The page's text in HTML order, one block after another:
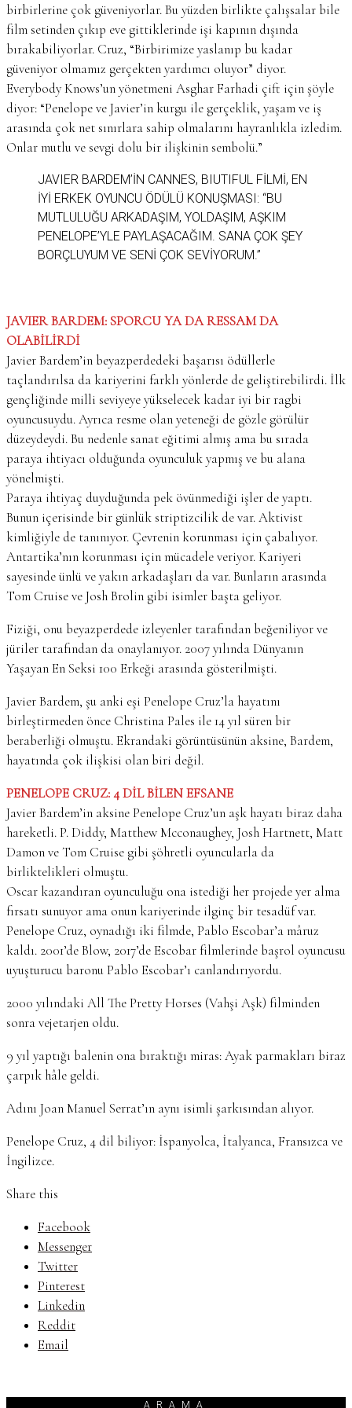
birbirlerine çok güveniyorlar. Bu yüzden birlikte çalışsalar bile
film setinden çıkıp eve gittiklerinde işi kapının dışında
bırakabiliyorlar. Cruz, “Birbirimize yaslanıp bu kadar
güveniyor olmamız gerçekten yardımcı oluyor” diyor.
Everybody Knows’un yönetmeni Asghar Farhadi çift için şöyle
diyor: “Penelope ve Javier’in kurgu ile gerçeklik, yaşam ve iş
arasında çok net sınırlara sahip olmalarını hayranlıkla izledim.
Onlar mutlu ve sevgi dolu bir ilişkinin sembolü.”
JAVIER BARDEM’İN CANNES, BIUTIFUL FİLMI, EN
IYI ERKEK OYUNCU ÖDÜLÜ KONUŞMASI: ‘‘BU
MUTLULUĞU ARKADAŞIM, YOLDAŞIM, AŞKIM
PENELOPE’YLE PAYLAŞACAĞIM. SANA ÇOK ŞEY
BORÇLUYUM VE SENI ÇOK SEVIYORUM.’’
JAVIER BARDEM: SPORCU YA DA RESSAM DA
OLABİLİRDİ
Javier Bardem’in beyazperdedeki başarısı ödüllerle
taçlandırılsa da kariyerini farklı yönlerde de geliştirebilirdi. İlk
gençliğinde milli seviyeye yükselecek kadar iyi bir ragbi
oyuncusuydu. Ayrıca resme olan yeteneği de gözle görülür
düzeydeydi. Bu nedenle sanat eğitimi almış ama bu sırada
paraya ihtiyacı olduğunda oyunculuk yapmış ve bu alana
yönelmişti.
Paraya ihtiyaç duyduğunda pek övünmediği işler de yaptı.
Bunun içerisinde bir günlük striptizcilik de var. Aktivist
kimliğiyle de tanınıyor. Çevrenin korunması için çabalıyor.
Antartika’nın korunması için mücadele veriyor. Kariyeri
sayesinde ünlü ve yakın arkadaşları da var. Bunların arasında
Tom Cruise ve Josh Brolin gibi isimler başta geliyor.
Fiziği, onu beyazperdede izleyenler tarafından beğeniliyor ve
jüriler tarafından da onaylanıyor. 2007 yılında Dünyanın
Yaşayan En Seksi 100 Erkeği arasında gösterilmişti.
Javier Bardem, şu anki eşi Penelope Cruz’la hayatını
birleştirmeden önce Christina Pales ile 14 yıl süren bir
beraberliği olmuştu. Ekrandaki görüntüsünün aksine, Bardem,
hayatında çok ilişkisi olan biri değil.
PENELOPE CRUZ: 4 DİL BİLEN EFSANE
Javier Bardem’in aksine Penelope Cruz’un aşk hayatı biraz daha
hareketli. P. Diddy, Matthew Mcconaughey, Josh Hartnett, Matt
Damon ve Tom Cruise gibi şöhretli oyuncularla da
birliktelikleri olmuştu.
Oscar kazandıran oyunculuğu ona istediği her projede yer alma
fırsatı sunuyor ama onun kariyerinde ilginç bir tesadüf var.
Penelope Cruz, oynadığı iki filmde, Pablo Escobar’a mâruz
kaldı. 2001’de Blow, 2017’de Escobar filmlerinde başrol oyuncusu
uyuşturucu baronu Pablo Escobar’ı canlandırıyordu.
2000 yılındaki All The Pretty Horses (Vahşi Aşk) filminden
sonra vejetarjen oldu.
9 yıl yaptığı balenin ona bıraktığı miras: Ayak parmakları biraz
çarpık hâle geldi.
Adını Joan Manuel Serrat’ın aynı isimli şarkısından alıyor.
Penelope Cruz, 4 dil biliyor: İspanyolca, İtalyanca, Fransızca ve
İngilizce.
Share this
Facebook
Messenger
Twitter
Pinterest
Linkedin
Reddit
Email
ARAMA